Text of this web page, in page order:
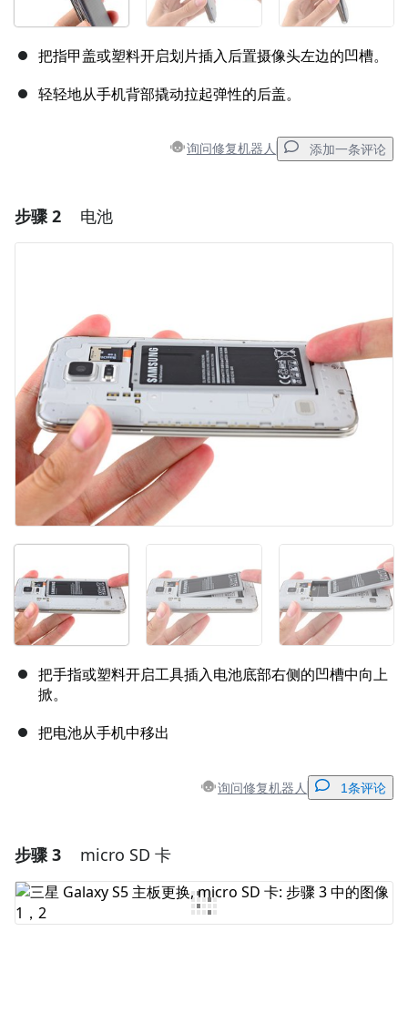
把指甲盖或塑料开启划片插入后置摄像头左边的凹槽。
轻轻地从手机背部撬动拉起弹性的后盖。
询问修复机器人 添加一条评论
取消 发帖评论
步骤 2 电池
把手指或塑料开启工具插入电池底部右侧的凹槽中向上
掀。
把电池从手机中移出
询问修复机器人 1条评论
添加评论
步骤 3 micro SD 卡